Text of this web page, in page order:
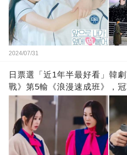
2024/07/31
日票選「近1年半最好看」韓
戰》第5輸《浪漫速成班》，